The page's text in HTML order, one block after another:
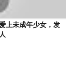
上未成年少女，发